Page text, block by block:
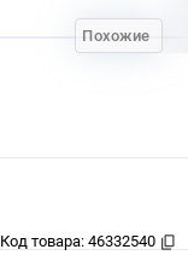
Похожие
Код товара: 46332540